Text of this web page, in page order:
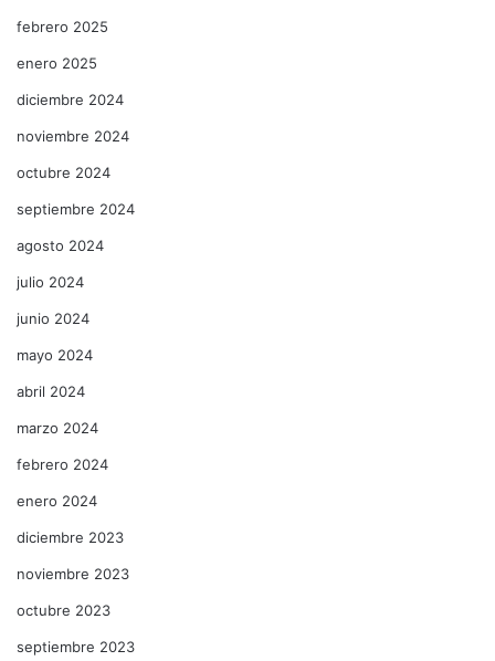
febrero 2025
enero 2025
diciembre 2024
noviembre 2024
octubre 2024
septiembre 2024
agosto 2024
julio 2024
junio 2024
mayo 2024
abril 2024
marzo 2024
febrero 2024
enero 2024
diciembre 2023
noviembre 2023
octubre 2023
septiembre 2023